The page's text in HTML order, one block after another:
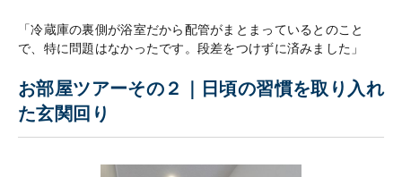
「冷蔵庫の裏側が浴室だから配管がまとまっているとのこと
で、特に問題はなかったです。段差をつけずに済みました」
お部屋ツアーその２｜日頃の習慣を取り入れ
た玄関回り